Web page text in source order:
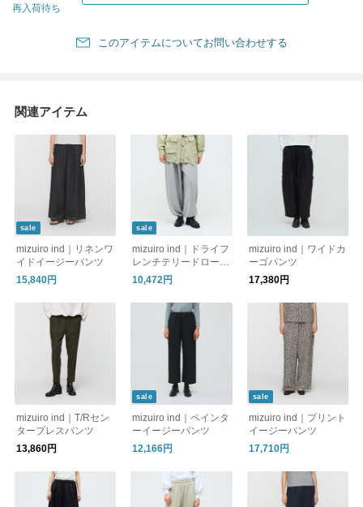
再入荷待ち
このアイテムについてお問い合わせする
関連アイテム
sale
mizuiro ind｜リネンワ
イドイージーパンツ
15,840円
sale
mizuiro ind｜ドライフ
レンチテリードロース
トリングヘムパンツ
10,472円
mizuiro ind｜ワイドカ
ーゴパンツ
17,380円
mizuiro ind｜T/Rセン
タープレスパンツ
13,860円
sale
mizuiro ind｜ペインタ
ーイージーパンツ
12,166円
sale
mizuiro ind｜プリント
イージーパンツ
17,710円